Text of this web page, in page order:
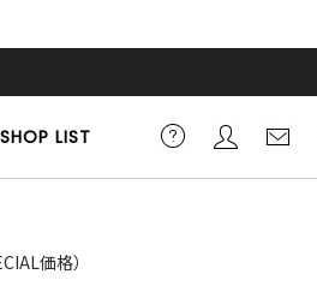
SHOP LIST
価格）